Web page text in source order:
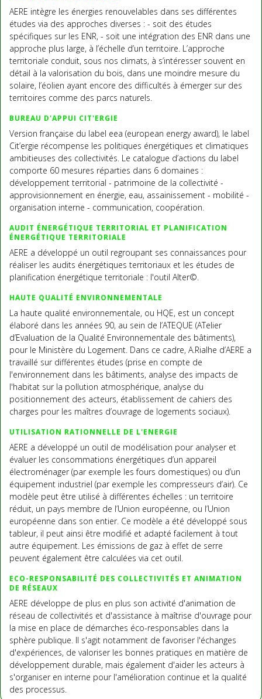
AERE intègre les énergies renouvelables dans ses différentes
études via des approches diverses : - soit des études
spécifiques sur les ENR, - soit une intégration des ENR dans une
approche plus large, à l’échelle d’un territoire. L’approche
territoriale conduit, sous nos climats, à s’intéresser souvent en
détail à la valorisation du bois, dans une moindre mesure du
solaire, l’éolien ayant encore des difficultés à émerger sur des
territoires comme des parcs naturels.
BUREAU D'APPUI CIT'ERGIE
Version française du label eea (european energy award), le label
Cit’ergie récompense les politiques énergétiques et climatiques
ambitieuses des collectivités. Le catalogue d’actions du label
comporte 60 mesures réparties dans 6 domaines :
développement territorial - patrimoine de la collectivité -
approvisionnement en énergie, eau, assainissement - mobilité -
organisation interne - communication, coopération.
AUDIT ÉNERGÉTIQUE TERRITORIAL ET PLANIFICATION
ÉNERGÉTIQUE TERRITORIALE
AERE a développé un outil regroupant ses connaissances pour
réaliser les audits énergétiques territoriaux et les études de
planification énergétique territoriale : l'outil Alter©.
HAUTE QUALITÉ ENVIRONNEMENTALE
La haute qualité environnementale, ou HQE, est un concept
élaboré dans les années 90, au sein de l’ATEQUE (ATelier
d’Evaluation de la Qualité Environnementale des bâtiments),
pour le Ministère du Logement. Dans ce cadre, A.Rialhe d’AERE a
travaillé sur différentes études (prise en compte de
l'environnement dans les bâtiments, analyse des impacts de
l'habitat sur la pollution atmosphérique, analyse du
positionnement des acteurs, établissement de cahiers des
charges pour les maîtres d’ouvrage de logements sociaux).
UTILISATION RATIONNELLE DE L'ENERGIE
AERE a développé un outil de modélisation pour analyser et
évaluer les consommations énergétiques d’un appareil
électroménager (par exemple les fours domestiques) ou d’un
équipement industriel (par exemple les compresseurs d’air). Ce
modèle peut être utilisé à différentes échelles : un territoire
réduit, un pays membre de l’Union européenne, ou l’Union
européenne dans son entier. Ce modèle a été développé sous
tableur, il peut ainsi être modifié et adapté facilement à tout
autre équipement. Les émissions de gaz à effet de serre
peuvent également être calculées via cet outil.
ECO-RESPONSABILITÉ DES COLLECTIVITÉS ET ANIMATION
DE RÉSEAUX
AERE développe de plus en plus son activité d'animation de
réseau de collectivités et d'assistance à maîtrise d'ouvrage pour
la mise en place de démarches éco-responsables dans la
sphère publique. Il s'agit notamment de favoriser l'échanges
d'expériences, de valoriser les bonnes pratiques en matière de
développement durable, mais également d'aider les acteurs à
s'organiser en interne pour l'amélioration continue et la qualité
des processus.